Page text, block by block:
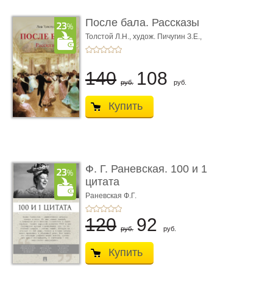
После бала. Рассказы
Толстой Л.Н., худож. Пичугин З.Е.,
худож. Лебедев А.И.,
140 руб. 108 руб.
Купить
Ф. Г. Раневская. 100 и 1
цитата
Раневская Ф.Г.
120 руб. 92 руб.
Купить